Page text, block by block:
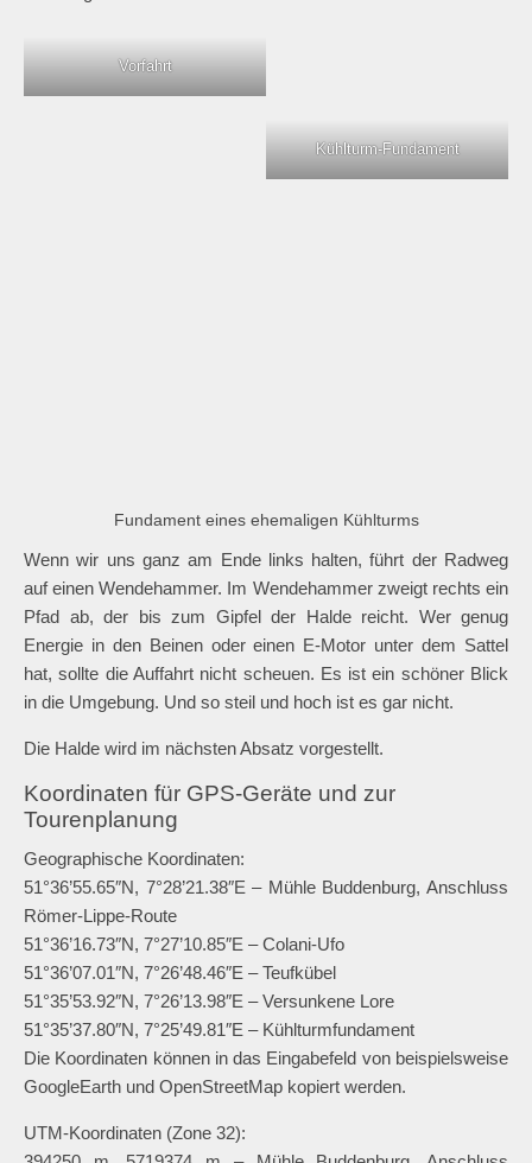
Der Kühlturm spielt noch einmal eine Rolle, denn wir passieren
das Fundament des alten Kühlturms, das begehbar gemacht
hineingehen. Auf Betonplatten endet der Radweg unmittelbar
vor der großen Halde Minister Achenbach I / II.
Fundament eines ehemaligen Kühlturms
Wenn wir uns ganz am Ende links halten, führt der Radweg
auf einen Wendehammer. Im Wendehammer zweigt rechts ein
Pfad ab, der bis zum Gipfel der Halde reicht. Wer genug
Energie in den Beinen oder einen E-Motor unter dem Sattel
hat, sollte die Auffahrt nicht scheuen. Es ist ein schöner Blick
in die Umgebung. Und so steil und hoch ist es gar nicht.
Die Halde wird im nächsten Absatz vorgestellt.
Koordinaten für GPS-Geräte und zur
Tourenplanung
Geographische Koordinaten:
51°36’55.65″N, 7°28’21.38″E – Mühle Buddenburg, Anschluss
51°36’16.73″N, 7°27’10.85″E – Colani-Ufo